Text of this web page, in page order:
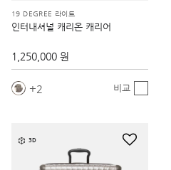
19 DEGREE 라이트
인터내셔널 캐리온 캐리어
1,250,000 원
2 비교
3D